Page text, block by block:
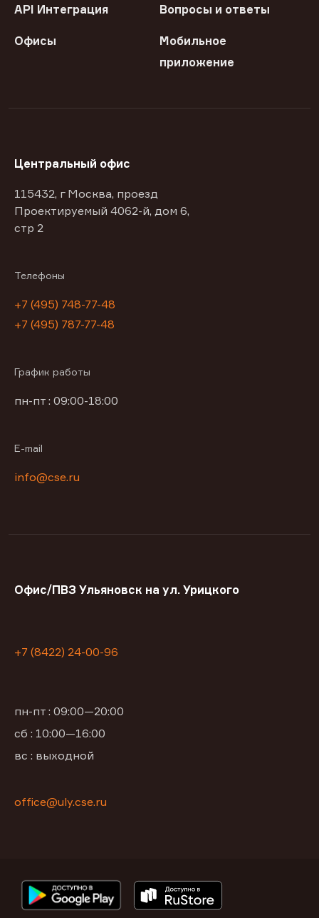
API Интеграция Вопросы и ответы
Офисы
Мобильное
приложение
Центральный офис
115432, г Москва, проезд
Проектируемый 4062-й, дом 6,
стр 2
Телефоны
+7 (495) 748-77-48
+7 (495) 787-77-48
График работы
пн-пт : 09:00-18:00
E-mail
info@cse.ru
Офис/ПВЗ Ульяновск на ул. Урицкого
+7 (8422) 24-00-96
пн-пт : 09:00—20:00
сб : 10:00—16:00
вс : выходной
office@uly.cse.ru